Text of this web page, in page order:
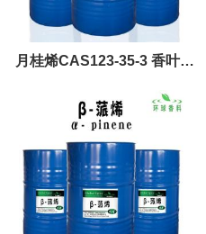
月桂烯CAS123-35-3 香叶烯
月桂烯价格 月桂烯用途